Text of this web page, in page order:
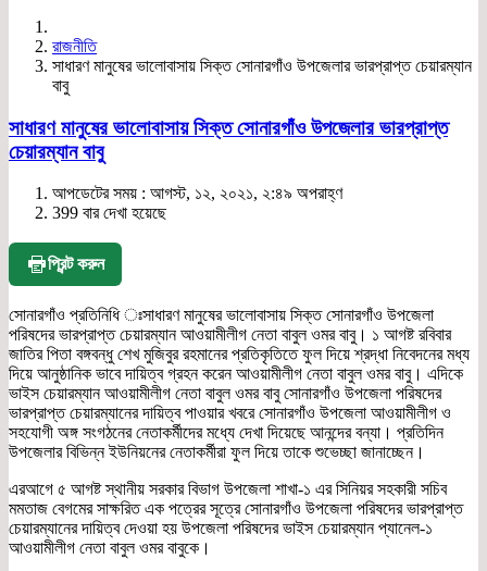
রাজনীতি
সাধারণ মানুষের ভালোবাসায় সিক্ত সোনারগাঁও উপজেলার ভারপ্রাপ্ত চেয়ারম্যান
বাবু
সাধারণ মানুষের ভালোবাসায় সিক্ত সোনারগাঁও উপজেলার ভারপ্রাপ্ত
চেয়ারম্যান বাবু
আপডেটের সময় : আগস্ট, ১২, ২০২১, ২:৪৯ অপরাহ্ণ
399 বার দেখা হয়েছে
প্রিন্ট করুন
সোনারগাঁও প্রতিনিধি ঃসাধারণ মানুষের ভালোবাসায় সিক্ত সোনারগাঁও উপজেলা
পরিষদের ভারপ্রাপ্ত চেয়ারম্যান আওয়ামীলীগ নেতা বাবুল ওমর বাবু। ১ আগষ্ট রবিবার
জাতির পিতা বঙ্গবন্ধু শেখ মুজিবুর রহমানের প্রতিকৃতিতে ফুল দিয়ে শ্রদ্ধা নিবেদনের মধ্য
দিয়ে আনুষ্ঠানিক ভাবে দায়িত্ব গ্রহন করেন আওয়ামীলীগ নেতা বাবুল ওমর বাবু। এদিকে
ভাইস চেয়ারম্যান আওয়ামীলীগ নেতা বাবুল ওমর বাবু সোনারগাঁও উপজেলা পরিষদের
ভারপ্রাপ্ত চেয়ারম্যানের দায়িত্ব পাওয়ার খবরে সোনারগাঁও উপজেলা আওয়ামীলীগ ও
সহযোগী অঙ্গ সংগঠনের নেতাকর্মীদের মধ্যে দেখা দিয়েছে আনন্দের বন্যা। প্রতিদিন
উপজেলার বিভিন্ন ইউনিয়নের নেতাকর্মীরা ফুল দিয়ে তাকে শুভেচ্ছা জানাচ্ছেন।
এরআগে ৫ আগষ্ট স্থানীয় সরকার বিভাগ উপজেলা শাখা-১ এর সিনিয়র সহকারী সচিব
মমতাজ বেগমের সাক্ষরিত এক পত্রের সূত্রে সোনারগাঁও উপজেলা পরিষদের ভারপ্রাপ্ত
চেয়ারম্যানের দায়িত্ব দেওয়া হয় উপজেলা পরিষদের ভাইস চেয়ারম্যান প্যানেল-১
আওয়ামীলীগ নেতা বাবুল ওমর বাবুকে।